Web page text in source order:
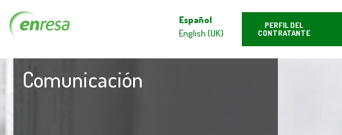
Español
English (UK)
PERFIL DEL
CONTRATANTE
Comunicación